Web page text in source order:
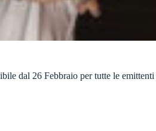
dal 26 Febbraio per tutte le